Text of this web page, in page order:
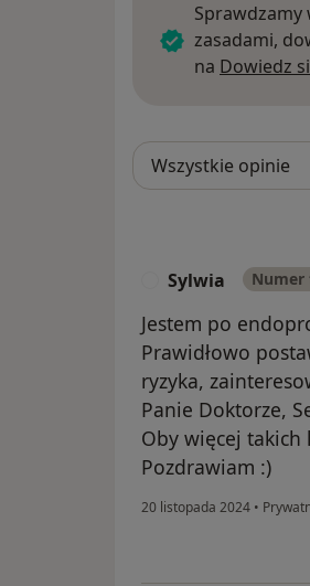
Sprawdzamy
zasadami,
na Dowiedz
Sylwia
Jestem po
Prawidłowo
ryzyka,
Panie Doktorze,
Oby więcej takich
Pozdrawiam :)
20 listopada 2024 •